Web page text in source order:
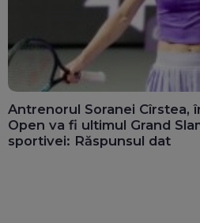
Antrenorul Soranei Cîrstea,
Open va fi ultimul Grand
sportivei: Răspunsul dat